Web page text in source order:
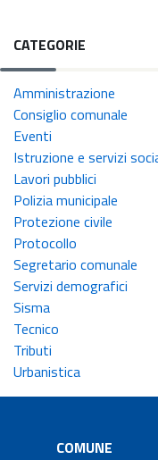
CATEGORIE
Amministrazione
Consiglio comunale
Eventi
Istruzione e servizi
Lavori pubblici
Polizia municipale
Protezione civile
Protocollo
Segretario comunale
Servizi demografici
Sisma
Tecnico
Tributi
Urbanistica
COMUNE